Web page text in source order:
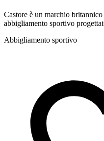
Castore è un marchio
abbigliamento sportivo
Abbigliamento sportivo